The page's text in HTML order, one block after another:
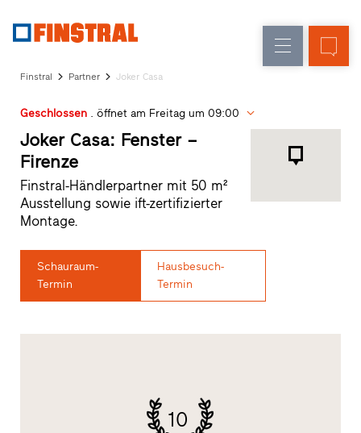
Glaswände
Service
Partner-
Händlersuche
Schnelleinstiege
Finstral Partner Joker Casa
Geschlossen. öffnet am Freitag um 09:00
Joker Casa: Fenster –
Firenze
Finstral-Händlerpartner mit 50 m²
Ausstellung sowie ift-zertifizierter
Montage.
Schauraum-
Termin
Hausbesuch-
Termin
10